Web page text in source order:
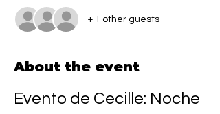
+ 1 other guests
About the event
Evento de Cecille: Noche